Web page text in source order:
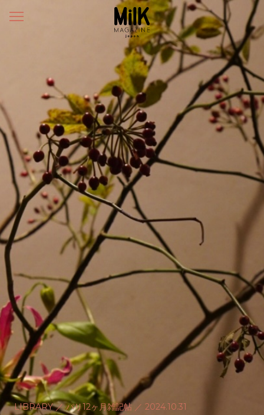
メ
LIBRARY／パリ12ヶ月雑記帖 ／ 2024.10.31